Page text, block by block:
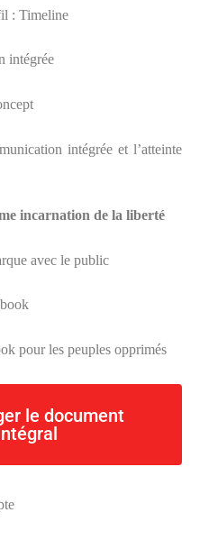
: Timeline
intégrée
intégrée et l’atteinte
incarnation de la liberté
avec le public
pour les peuples opprimés
le document